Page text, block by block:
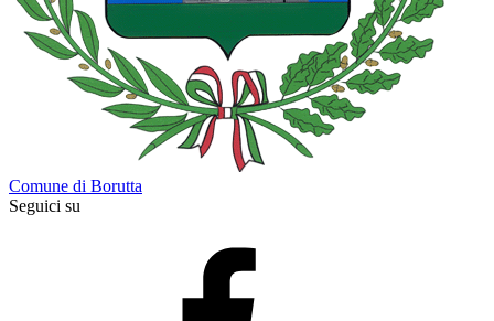
Comune di Borutta
Seguici su